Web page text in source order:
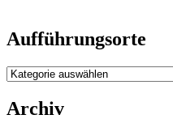
Aufführungsorte
Aufführungsorte
Archiv